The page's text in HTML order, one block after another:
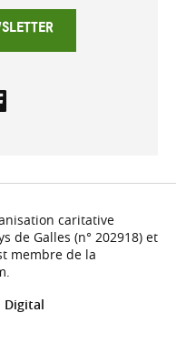
caritative
de Galles (n° 202918) et
membre de la
Digital